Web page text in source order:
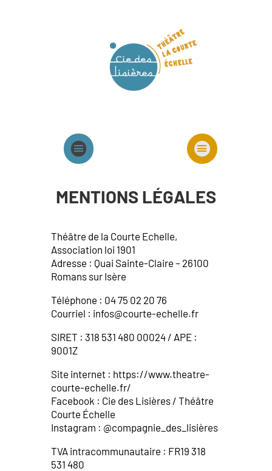
MENTIONS LÉGALES
Spectacles cie
Théâtre de la Courte Echelle,
Association loi 1901
Adresse : Quai Sainte-Claire – 26100
Romans sur Isère
Téléphone : 04 75 02 20 76
Courriel : infos@courte-echelle.fr
SIRET : 318 531 480 00024 / APE :
9001Z
Site internet : https://www.theatre-
courte-echelle.fr/
Facebook : Cie des Lisières / Théâtre
Courte Échelle
Instagram : @compagnie_des_lisières
TVA intracommunautaire : FR19 318
531 480